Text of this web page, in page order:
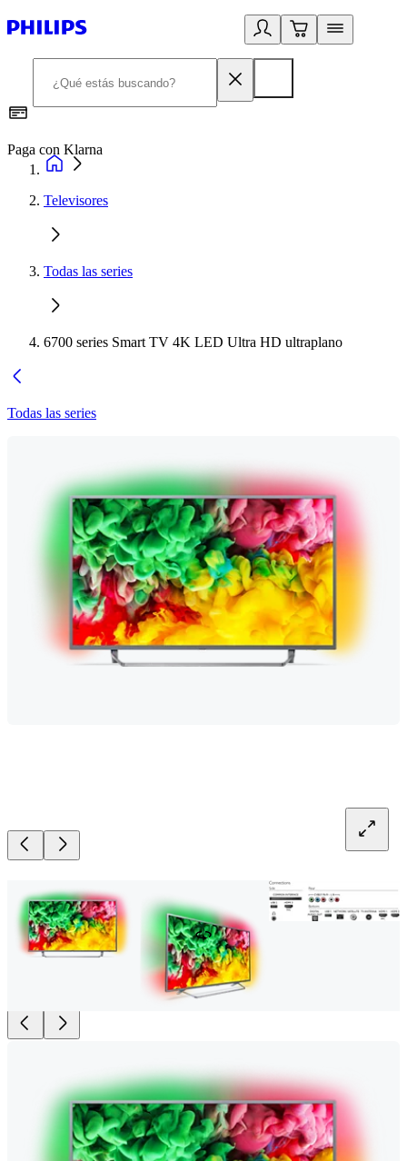
Paga con Klarna
Televisores
Todas las series
6700 series Smart TV 4K LED Ultra HD ultraplano
Todas las series